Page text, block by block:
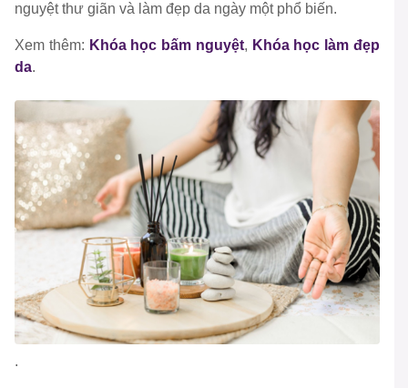
nguyệt thư giãn và làm đẹp da ngày một phổ biến.
Xem thêm: Khóa học bấm nguyệt, Khóa học làm đẹp
da.
.